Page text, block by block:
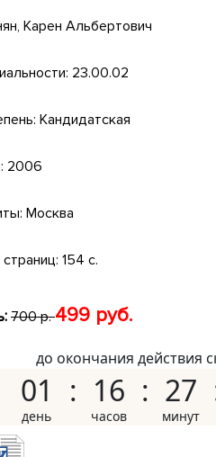
Карен Альбертович
23.00.02
Кандидатская
2006
Москва
154 с.
700 р.499 руб.
до окончания действия
01 16 27